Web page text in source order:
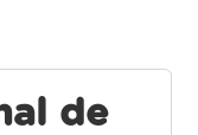
de